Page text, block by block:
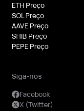
ETH Preço
SOL Preço
AAVE Preço
SHIB Preço
PEPE Preço
Siga-nos
Facebook
X (Twitter)